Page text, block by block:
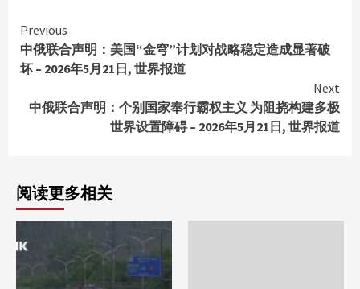
Continue
Reading
Previous
中俄联合声明：美国“金穹”计划对战略稳定造成显著破
坏 – 2026年5月21日, 世界报道
Next
中俄联合声明：个别国家奉行霸权主义 为阻挠构建多极
世界设置障碍 – 2026年5月21日, 世界报道
阅读更多相关